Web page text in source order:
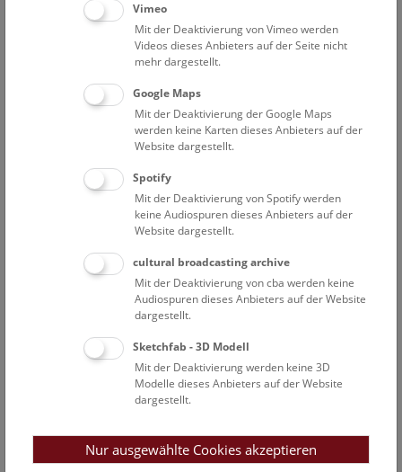
drängendsten Herausforderungen unserer Zeit –
Klimawandel, Verlust der Biodiversität und die globale
Verteilungsungerechtigkeit – miteinander verkettet sind
und ihnen in Gesamtheit begegnet werden muss. Wie
können angesichts dieser Zusammenhänge neue und
bessere Konzepte zum Teilen von Wasser entwickelt
Dieser Fragestellung widmet sich die Veranstaltungsreihe
WASSER TEILEN, die von November 2022 bis Mai 2023
Workshops und Dialogveranstaltungen in Wien anbietet.
Drei Workshops mit verschiedenen Zugängen zum
Thema haben bereits stattgefunden und bilden die Basis
für einen ganztägigen Innovation Hub mit Wasser-
Expert*innen dreier Länder am 25. April im
Naturhistorischen Museum und einem WASSER TEILEN
am 25. Mai.
Deck 50 Innovation Hub: Expert*innen Workshop am
25. April 2023 im Naturhistorischen Museum Wien
Der „Deck 50 Innovation Hub“ ist ein ganztägiger
Workshop mit 50 Expert*innen, wobei der Expertise-
Vimeo
Mit der Deaktivierung von Vimeo werden
Videos dieses Anbieters auf der Seite nicht
mehr dargestellt.
Google Maps
Mit der Deaktivierung der Google Maps
werden keine Karten dieses Anbieters auf der
Website dargestellt.
Spotify
Mit der Deaktivierung von Spotify werden
keine Audiospuren dieses Anbieters auf der
Website dargestellt.
cultural broadcasting archive
Mit der Deaktivierung von cba werden keine
Audiospuren dieses Anbieters auf der Website
dargestellt.
Sketchfab - 3D Modell
Mit der Deaktivierung werden keine 3D
Modelle dieses Anbieters auf der Website
dargestellt.
Nur ausgewählte Cookies akzeptieren